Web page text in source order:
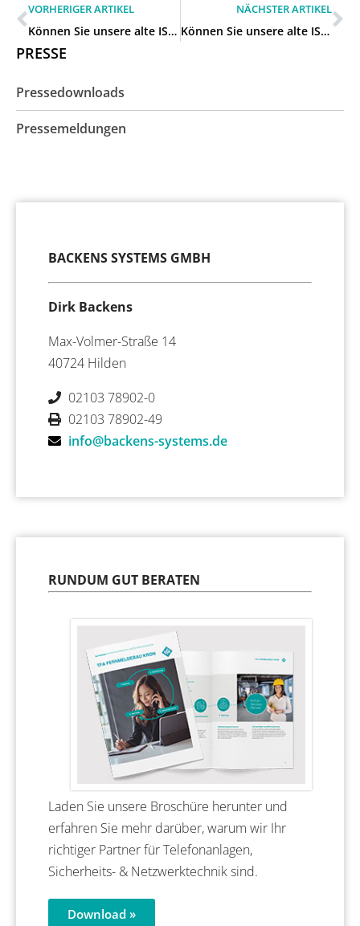
VORHERIGER ARTIKEL
Können Sie unsere alte ISDN-Anlage auf VoIP umstellen in Haan?
NÄCHSTER ARTIKEL
Können Sie unsere alte ISDN-Anlage auf VoIP umstellen in Langenfeld (Rheinland)?
PRESSE
Pressedownloads
Pressemeldungen
BACKENS SYSTEMS GMBH
Dirk Backens
Max-Volmer-Straße 14
40724 Hilden
02103 78902-0
02103 78902-49
info@backens-systems.de
RUNDUM GUT BERATEN
Laden Sie unsere Broschüre herunter und
erfahren Sie mehr darüber, warum wir Ihr
richtiger Partner für Telefonanlagen,
Sicherheits- & Netzwerktechnik sind.
Download »